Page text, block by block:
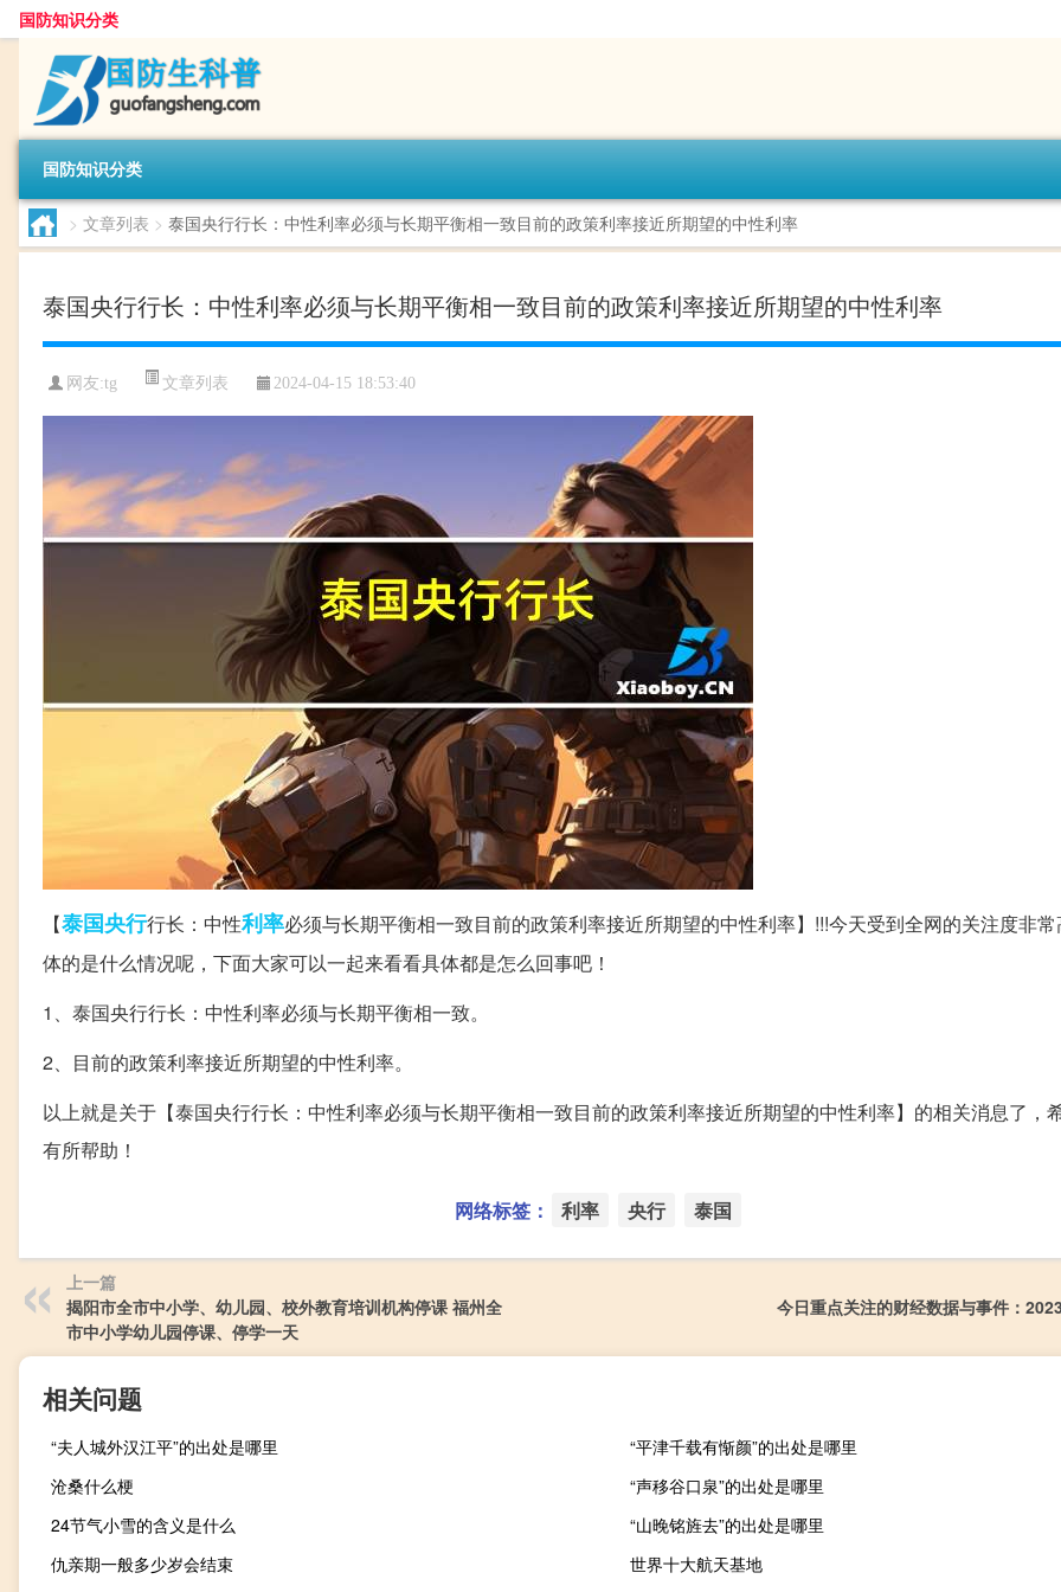
国防知识分类
国防知识分类
> 文章列表 > 泰国央行行长：中性利率必须与长期平衡相一致目前的政策利率接近所期望的中性利率
泰国央行行长：中性利率必须与长期平衡相一致目前的政策利率接近所期望的中性利率
网友:tg 文章列表 2024-04-15 18:53:40
【泰国央行行长：中性利率必须与长期平衡相一致目前的政策利率接近所期望的中性利率】!!!今天受到全网的关注度非
体的是什么情况呢，下面大家可以一起来看看具体都是怎么回事吧！
1、泰国央行行长：中性利率必须与长期平衡相一致。
2、目前的政策利率接近所期望的中性利率。
以上就是关于【泰国央行行长：中性利率必须与长期平衡相一致目前的政策利率接近所期望的中性利率】的相关消息了，
有所帮助！
网络标签： 利率 央行 泰国
上一篇
揭阳市全市中小学、幼儿园、校外教育培训机构停课 福州全
市中小学幼儿园停课、停学一天
今日重点关注的财经数据与事件：
相关问题
“夫人城外汉江平”的出处是哪里
“平津千载有惭颜”的出处是哪里
沧桑什么梗
“声移谷口泉”的出处是哪里
24节气小雪的含义是什么
“山晚铭旌去”的出处是哪里
仇亲期一般多少岁会结束
世界十大航天基地